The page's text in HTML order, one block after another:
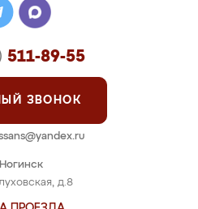
д.8
511-89-55
ЗВОНОК